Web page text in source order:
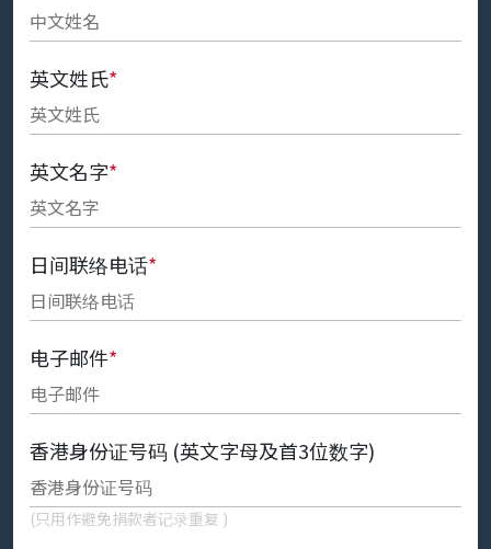
英文姓氏*
英文名字*
日间联络电话*
电子邮件*
香港身份证号码 (英文字母及首3位数字)
(只用作避免捐款者记录重复 )